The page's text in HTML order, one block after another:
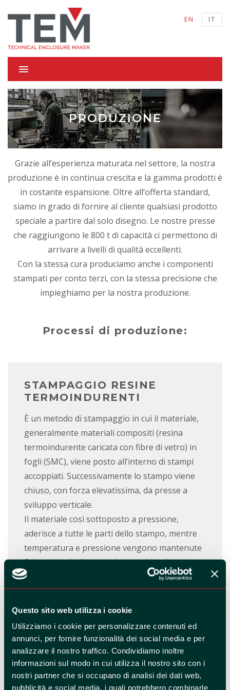
Questo sito web utilizza i cookie
Utilizziamo i cookie per personalizzare contenuti ed
annunci, per fornire funzionalità dei social media e per
analizzare il nostro traffico. Condividiamo inoltre
informazioni sul modo in cui utilizza il nostro sito con i
nostri partner che si occupano di analisi dei dati web,
pubblicità e social media, i quali potrebbero combinarle
EN IT
PRODUZIONE
Grazie all’esperienza maturata nel settore, la nostra
produzione è in continua crescita e la gamma prodotti è
in costante espansione. Oltre all’offerta standard,
siamo in grado di fornire al cliente qualsiasi prodotto
speciale a partire dal solo disegno. Le nostre presse
che raggiungono le 800 t di capacità ci permettono di
arrivare a livelli di qualità eccellenti.
Con la stessa cura produciamo anche i componenti
stampati per conto terzi, con la stessa precisione che
impieghiamo per la nostra produzione.
Processi di produzione:
STAMPAGGIO RESINE
TERMOINDURENTI
È un metodo di stampaggio in cui il materiale,
generalmente materiali compositi (resina
termoindurente caricata con fibre di vetro) in
fogli (SMC), viene posto all’interno di stampi
accoppiati. Successivamente lo stampo viene
chiuso, con forza elevatissima, da presse a
sviluppo verticale.
Il materiale così sottoposto a pressione,
aderisce a tutte le parti dello stampo, mentre
temperatura e pressione vengono mantenute
fino a quando il materiale non si è indurito.
Il principale vantaggio di questa tecnica sta nel
fatto che consente di realizzare pezzi di
geometria anche complessa in tempi alquanto
direttamente spessori, anche non uniformi,
righe, borchie, flange, fori ecc., prevedendo
anche inserti metallici, in modo da eliminare
una serie di operazioni successive e questo lo